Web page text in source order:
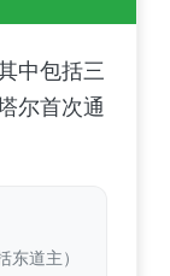
中包括三
尔首次通
道主）